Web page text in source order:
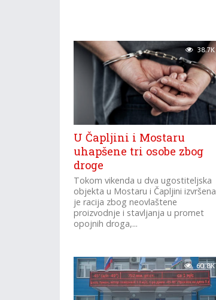
38.7K
U Čapljini i Mostaru
uhapšene tri osobe zbog
droge
Tokom vikenda u dva ugostiteljska
objekta u Mostaru i Čapljini izvršena
je racija zbog neovlaštene
proizvodnje i stavljanja u promet
opojnih droga,...
60.8K